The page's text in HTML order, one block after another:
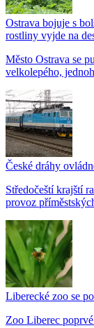
Ostrava bojuje s
rostliny vyjde na
Město Ostrava se
velkolepého,
České dráhy
Středočeští krajští
provoz
Liberecké zoo se
Zoo Liberec